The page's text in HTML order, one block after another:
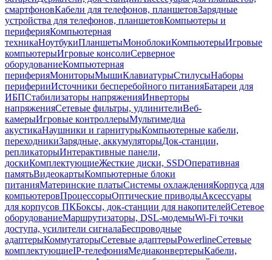
смартфоновКабели для телефонов, планшетовЗарядные
устройства для телефонов, планшетовКомпьютеры и
периферияКомпьютерная
техникаНоутбукиПланшетыМоноблокиКомпьютерыИгровые
компьютерыИгровые консолиСерверное
оборудованиеКомпьютерная
периферияМониторыМышиКлавиатурыСтилусыНаборы
периферииИсточники бесперебойного питанияБатареи для
ИБПСтабилизаторы напряженияИнверторы
напряженияСетевые фильтры, удлинителиВеб-
камерыИгровые контроллерыМультимедиа
акустикаНаушники и гарнитурыКомпьютерные кабели,
переходникиЗарядные, аккумуляторыДок-станции,
репликаторыИнтерактивные панели,
доскиКомплектующиеЖесткие диски, SSDОперативная
памятьВидеокартыКомпьютерные блоки
питанияМатеринские платыСистемы охлажденияКорпуса для
компьютеровПроцессорыОптические приводыАксессуары
для корпусов ПКБоксы, док-станции для накопителейСетевое
оборудованиеМаршрутизаторы, DSL-модемыWi-Fi точки
доступа, усилители сигналаБеспроводные
адаптерыКоммутаторыСетевые адаптерыPowerlineСетевые
комплектующиеIP-телефонияМедиаконвертерыКабели,